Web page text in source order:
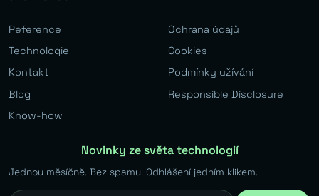
Reference
Technologie
Kontakt
Blog
Know-how
Ochrana údajů
Cookies
Podmínky užívání
Responsible Disclosure
Novinky ze světa technologií
Jednou měsíčně. Bez spamu. Odhlášení jedním klikem.